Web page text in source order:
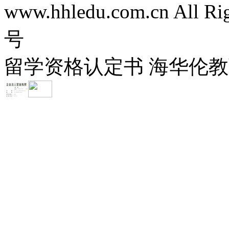
www.hhledu.com.cn All
号
留学资格认定书 海华伦